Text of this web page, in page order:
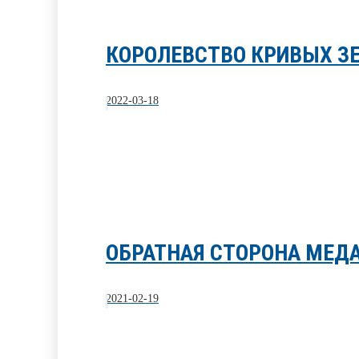
КОРОЛЕВСТВО КРИВЫХ
2022-03-18
ОБРАТНАЯ СТОРОНА
2021-02-19